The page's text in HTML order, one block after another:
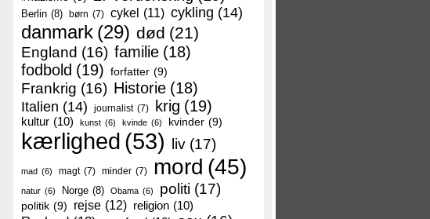
Berlin (8) børn (7) cykel (11) cykling (14)
danmark (29) død (21)
England (16) familie (18)
fodbold (19) forfatter (9)
Frankrig (16) Historie (18)
Italien (14) journalist (7) krig (19)
kultur (10) kunst (6) kvinde (6) kvinder (9)
kærlighed (53) liv (17)
mad (6) magt (7) minder (7) mord (45)
natur (6) Norge (8) Obama (6) politi (17)
politik (9) rejse (12) religion (10)